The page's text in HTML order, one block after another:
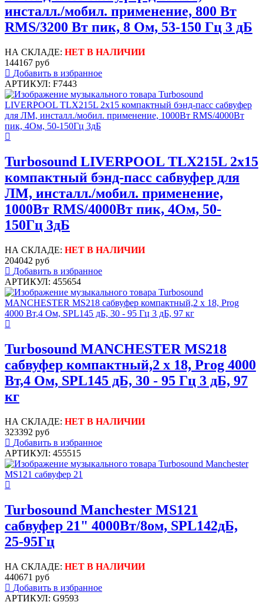
инсталл./мобил. применение, 800 Вт
RMS/3200 Вт пик, 8 Ом, 53-150 Гц 3 дБ
НА СКЛАДЕ: НЕТ В НАЛИЧИИ
144167 руб
Добавить в избранное
АРТИКУЛ: F7443
Turbosound LIVERPOOL TLX215L 2х15
компактный бэнд-пасс сабвуфер для
ЛМ, инсталл./мобил. применение,
1000Вт RMS/4000Вт пик, 4Ом, 50-
150Гц 3дБ
НА СКЛАДЕ: НЕТ В НАЛИЧИИ
204042 руб
Добавить в избранное
АРТИКУЛ: 455654
Turbosound MANCHESTER MS218
сабвуфер компактный,2 х 18, Prog 4000
Вт,4 Ом, SPL145 дБ, 30 - 95 Гц 3 дБ, 97
кг
НА СКЛАДЕ: НЕТ В НАЛИЧИИ
323392 руб
Добавить в избранное
АРТИКУЛ: 455515
Turbosound Manchester MS121
сабвуфер 21" 4000Вт/8ом, SPL142дБ,
25-95Гц
НА СКЛАДЕ: НЕТ В НАЛИЧИИ
440671 руб
Добавить в избранное
АРТИКУЛ: G9593